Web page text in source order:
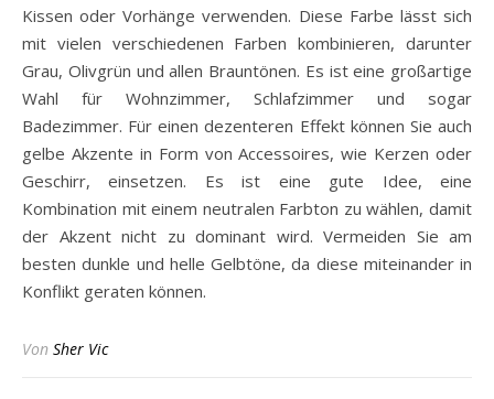
Kissen oder Vorhänge verwenden. Diese Farbe lässt sich
mit vielen verschiedenen Farben kombinieren, darunter
Grau, Olivgrün und allen Brauntönen. Es ist eine großartige
Wahl für Wohnzimmer, Schlafzimmer und sogar
Badezimmer. Für einen dezenteren Effekt können Sie auch
gelbe Akzente in Form von Accessoires, wie Kerzen oder
Geschirr, einsetzen. Es ist eine gute Idee, eine
Kombination mit einem neutralen Farbton zu wählen, damit
der Akzent nicht zu dominant wird. Vermeiden Sie am
besten dunkle und helle Gelbtöne, da diese miteinander in
Konflikt geraten können.
Von Sher Vic